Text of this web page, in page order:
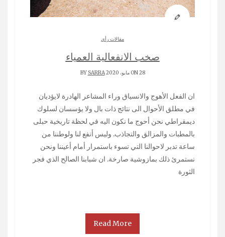
مقالات رأي
صخب الانفعالية العمياء
ON 28 مايو، 2020 BY SARRA
ان الفعل الأهوج والانسياق وراء المشاعر الهادرة لايؤديان
في مطلق الأحوال الى نتائج ذات بال ولا يؤسسان لسلوك
ديمقراطي نحن أحوج ما نكون اليه في لحظة تاريخية حبلى
بالمطبات والمزالق والتجاذب. وليس أنفع لنا ولوطننا من
ساعة تدبر لاحوالنا التي تسوء باستمرار أمام أعيننا ونحن
نستمرئ ذلك بمازوشية صارخة. ان شبابنا الصالح الذي فجر
الثورة
Read More